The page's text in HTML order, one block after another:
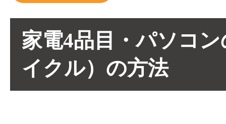
家電4品目・パソコ
イクル）の方法